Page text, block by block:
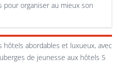
pour organiser au mieux son
hôtels abordables et luxueux, avec
de jeunesse aux hôtels 5